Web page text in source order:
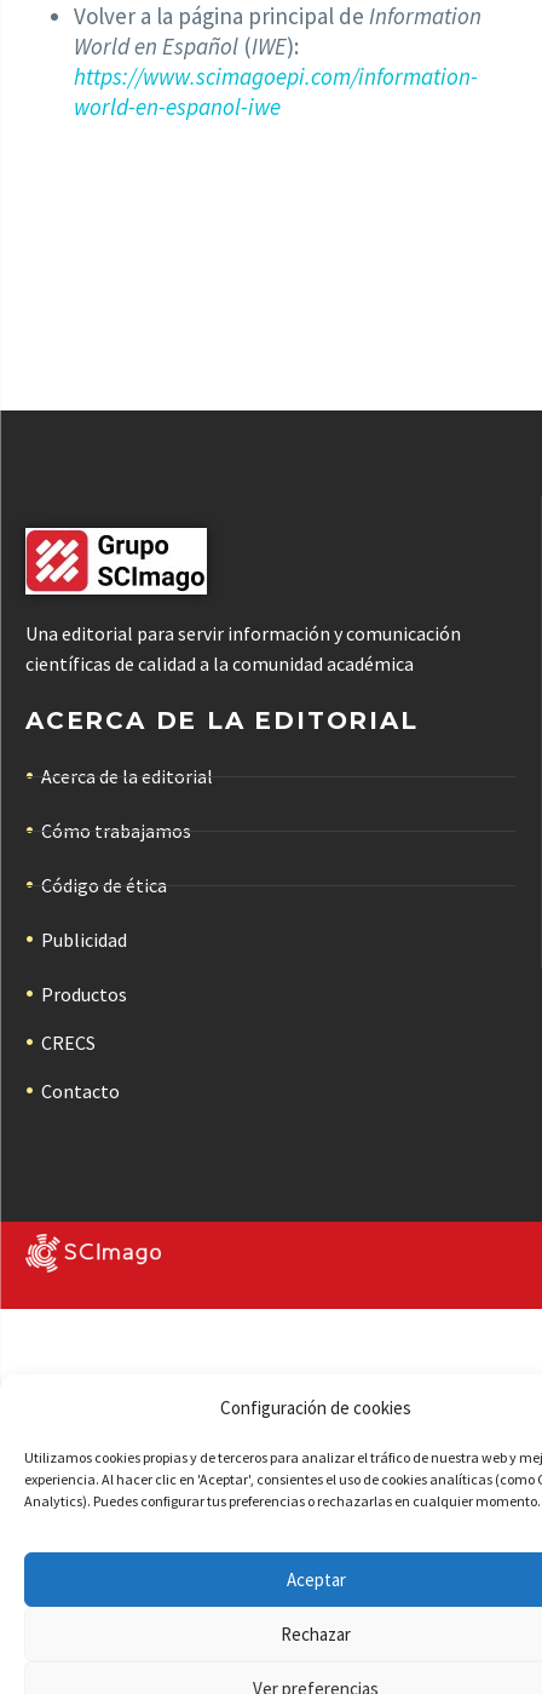
Configuración de cookies
Utilizamos cookies propias y de terceros para analizar el tráfico de nuestra web y
experiencia. Al hacer clic en 'Aceptar', consientes el uso de cookies analíticas (como
Analytics). Puedes configurar tus preferencias o rechazarlas en cualquier momento.
Aceptar
Rechazar
Ver preferencias
Volver a la página principal de Information
World en Español (IWE):
https://www.scimagoepi.com/information-
world-en-espanol-iwe
Una editorial para servir información y comunicación
científicas de calidad a la comunidad académica
ACERCA DE LA EDITORIAL
Acerca de la editorial
Cómo trabajamos
Código de ética
Publicidad
Productos
CRECS
Contacto